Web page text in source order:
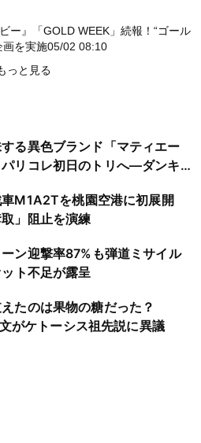
ー』「GOLD WEEK」続報！“ゴール
画を実施05/02 08:10
っと見る
する異色ブランド「マティエー
リコレ初日のトリへ―ダンキン
車M1A2Tを桃園空港に初展開
」阻止を演練
ン迎撃率87%も弾道ミサイル
ト不足が露呈
たのは果物の糖だった？
がケトーシス祖先説に異議